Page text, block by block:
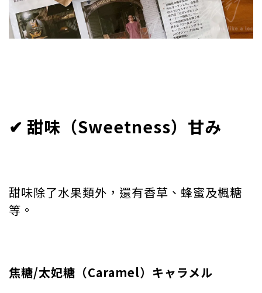
✔︎ 甜味（Sweetness）甘み
甜味除了水果類外，還有香草、蜂蜜及楓糖
等。
焦糖/太妃糖（Caramel）キャラメル